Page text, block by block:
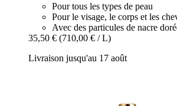
Pour tous les types de peau
Pour le visage, le corps et les
Avec des particules de nacre
35,50 € (710,00 € / L)
Livraison jusqu'au 17 août